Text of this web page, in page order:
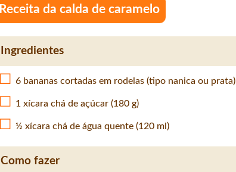
Receita da calda de caramelo
Ingredientes
6 bananas cortadas em rodelas (tipo nanica ou prata)
1 xícara chá de açúcar (180 g)
½ xícara chá de água quente (120 ml)
Como fazer